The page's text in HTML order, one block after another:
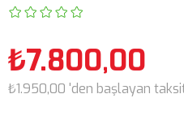
₺7.800,00
₺1.950,00 'den başlayan